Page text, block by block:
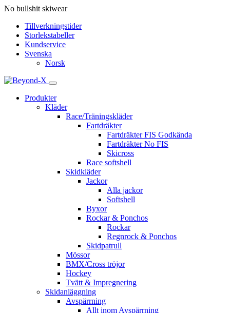
No bullshit skiwear
Tillverkningstider
Storlekstabeller
Kundservice
Svenska
Norsk
Produkter
Kläder
Race/Träningskläder
Fartdräkter
Fartdräkter FIS Godkända
Fartdräkter No FIS
Skicross
Race softshell
Skidkläder
Jackor
Alla jackor
Softshell
Byxor
Rockar & Ponchos
Rockar
Regnrock & Ponchos
Skidpatrull
Mössor
BMX/Cross tröjor
Hockey
Tvätt & Impregnering
Skidanläggning
Avspärrning
Allt inom Avspärrning